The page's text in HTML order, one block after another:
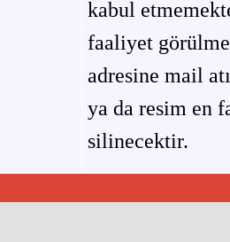
kabul
faaliyet
adresine mail
ya da resim en
silinecektir.